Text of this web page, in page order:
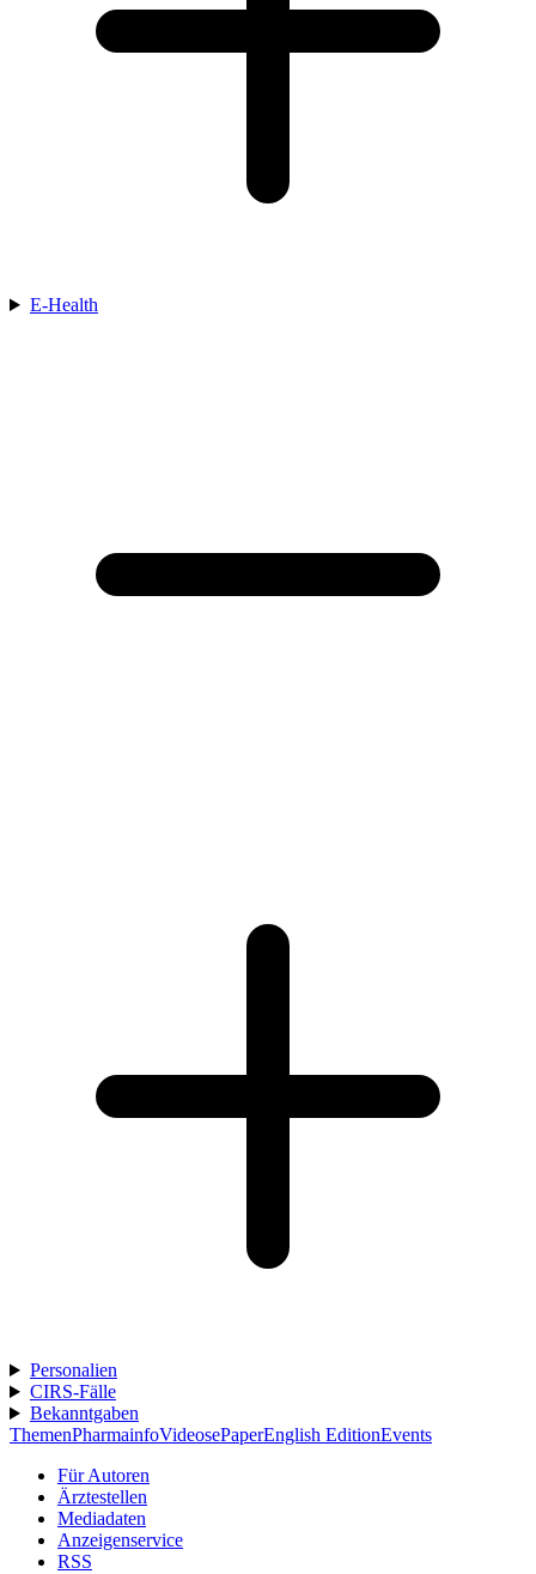
E-Health
Personalien
CIRS-Fälle
Bekanntgaben
ThemenPharmainfoVideosePaperEnglish EditionEvents
Für Autoren
Ärztestellen
Mediadaten
Anzeigenservice
RSS